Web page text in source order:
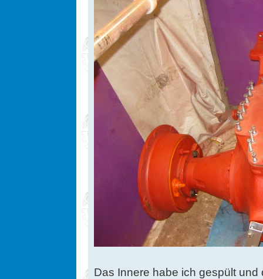
Das Innere habe ich gespült